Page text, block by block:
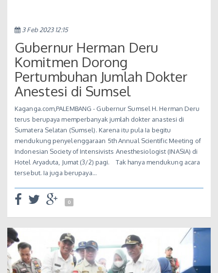
3 Feb 2023 12:15
Gubernur Herman Deru
Komitmen Dorong
Pertumbuhan Jumlah Dokter
Anestesi di Sumsel
Kaganga.com,PALEMBANG - Gubernur Sumsel H. Herman Deru
terus berupaya memperbanyak jumlah dokter anastesi di
Sumatera Selatan (Sumsel). Karena itu pula Ia begitu
mendukung penyelenggaraan 5th Annual Scientific Meeting of
Indonesian Society of Intensivists Anesthesiologist (INASIA) di
Hotel Aryaduta, Jumat (3/2) pagi. Tak hanya mendukung acara
tersebut. Ia juga berupaya…
0